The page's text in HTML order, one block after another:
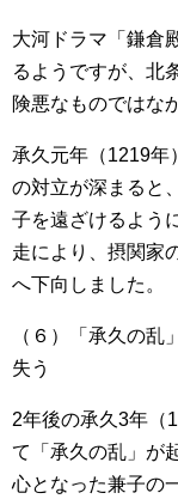
大河ドラマ「鎌倉
るようですが、北
険悪なものではな
承久元年（1219年
の対立が深まると
子を遠ざけるよう
走により、摂関家
へ下向しました。
（６）「承久の
失う
2年後の承久3年（
て「承久の乱」が
心となった兼子の